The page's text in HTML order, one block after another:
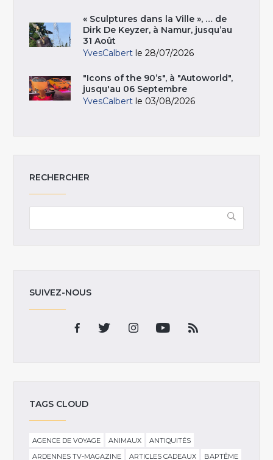
« Sculptures dans la Ville », … de
Dirk De Keyzer, à Namur, jusqu’au
31 Août
YvesCalbert le 28/07/2026
"Icons of the 90’s", à "Autoworld",
jusqu'au 06 Septembre
YvesCalbert le 03/08/2026
RECHERCHER
SUIVEZ-NOUS
TAGS CLOUD
AGENCE DE VOYAGE ANIMAUX
ANTIQUITÉS
ARDENNES TV-MAGAZINE
ARTICLES CADEAUX
BAPTÊME